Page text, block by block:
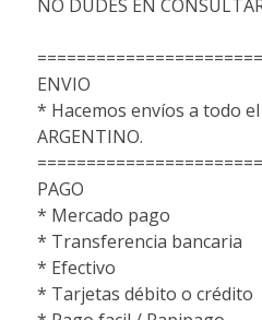
NO DUDES EN
ENVIO
* Hacemos envíos a todo el
ARGENTINO.
PAGO
* Mercado pago
* Transferencia bancaria
* Efectivo
* Tarjetas débito o crédito